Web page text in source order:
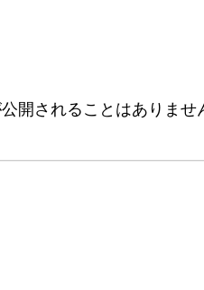
開されることはありませ